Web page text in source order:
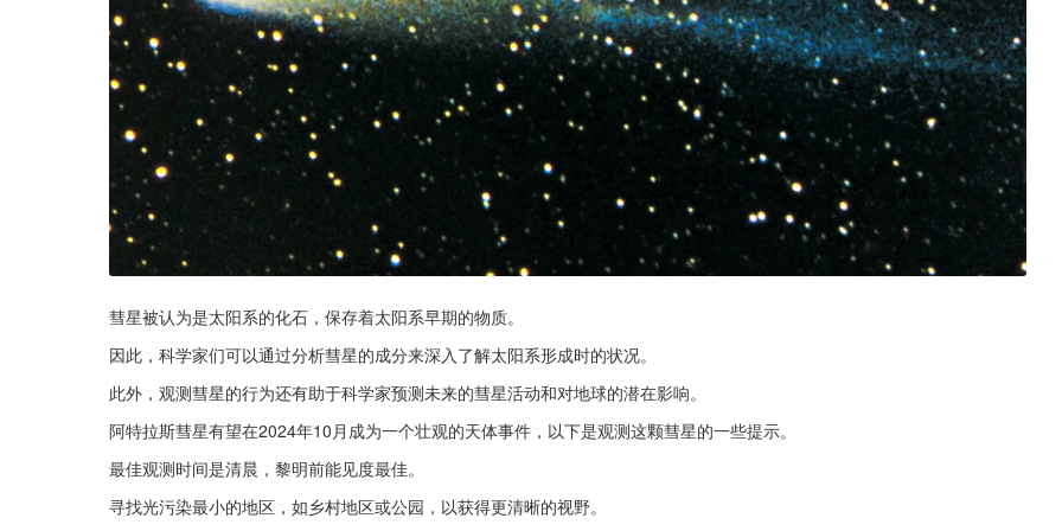
彗星被认为是太阳系的化石，保存着太阳系早期的物质。
因此，科学家们可以通过分析彗星的成分来深入了解太阳系形成时的状况。
此外，观测彗星的行为还有助于科学家预测未来的彗星活动和对地球的潜在影响。
阿特拉斯彗星有望在2024年10月成为一个壮观的天体事件，以下是观测这颗彗星的一些提示。
最佳观测时间是清晨，黎明前能见度最佳。
寻找光污染最小的地区，如乡村地区或公园，以获得更清晰的视野。